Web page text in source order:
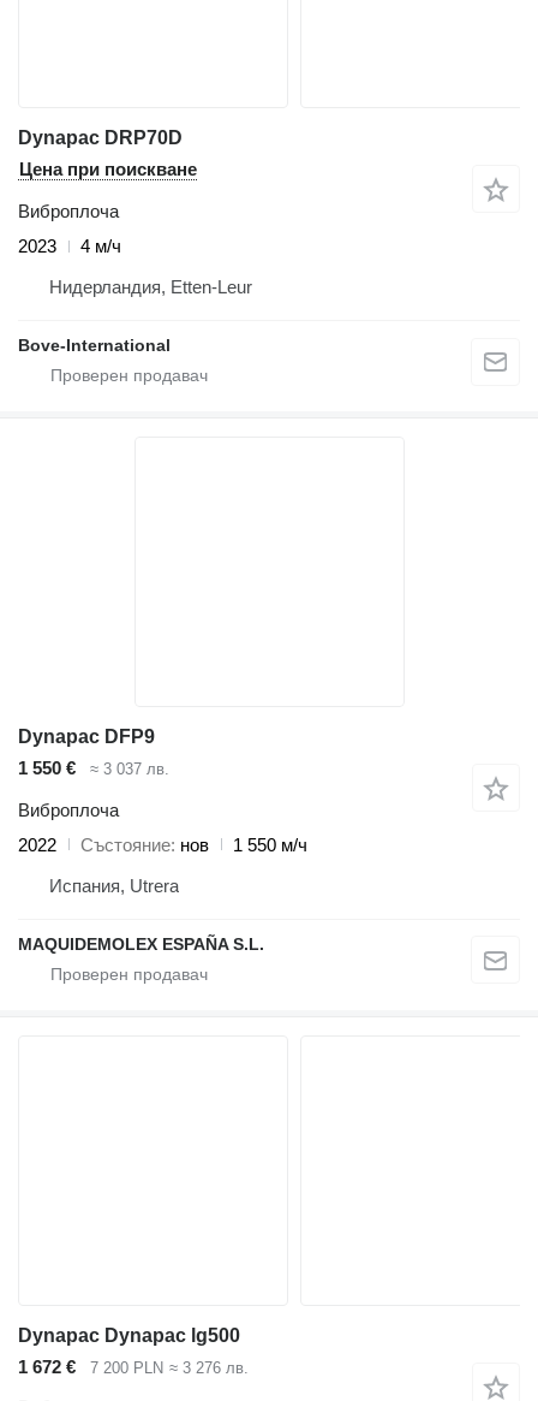
Dynapac DRP70D
Цена при поискване
Виброплоча
2023
4 м/ч
Нидерландия, Etten-Leur
Bove-International
Dynapac DFP9
1 550 €
≈ 3 037 лв.
Виброплоча
2022
Състояние нов
1 550 м/ч
Испания, Utrera
MAQUIDEMOLEX ESPAÑA S.L.
Dynapac Dynapac lg500
1 672 €
7 200 PLN ≈ 3 276 лв.